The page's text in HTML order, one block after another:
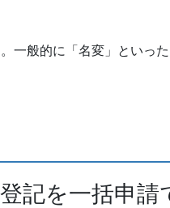
一般的に「名変」といっ
記を一括申請